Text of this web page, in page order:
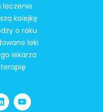
leczenie
kolejkę
o raku
leki
lekarza